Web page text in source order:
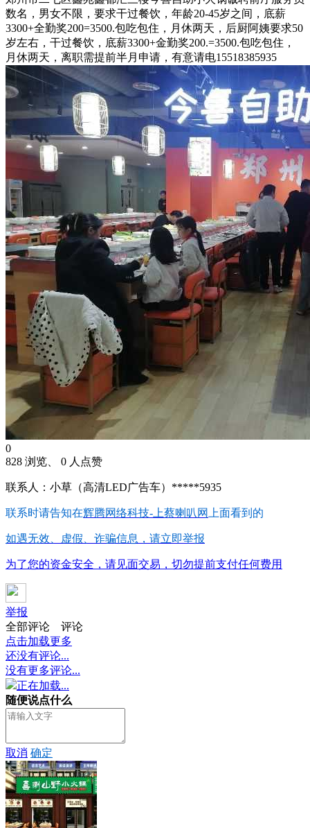
数名，男女不限，要求干过餐饮，年龄20-45岁之间，底薪
3300+全勤奖200=3500.包吃包住，月休两天，后厨阿姨要求50
岁左右，干过餐饮，底薪3300+金勤奖200.=3500.包吃包住，
月休两天，离职需提前半月申请，有意请电15518385935
0
828 浏览、 0 人点赞
联系人：小草（高清LED广告车）*****5935
联系时请告知在辉腾网络科技-上蔡喇叭网 上面看到的
如遇无效、虚假、诈骗信息，请立即举报
为了您的资金安全，请见面交易，切勿提前支付任何费用
举报
全部评论
评论
点击加载更多
还没有评论...
没有更多评论...
正在加载...
随便说点什么
取消 确定